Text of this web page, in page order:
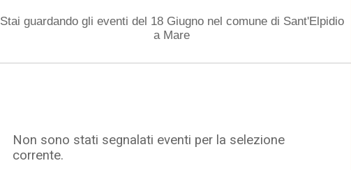
Stai guardando gli eventi del 18 Giugno nel comune di Sant'Elpidio
a Mare
Non sono stati segnalati eventi per la selezione
corrente.